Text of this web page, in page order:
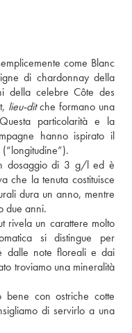
come Blanc
di chardonnay della
della celebre Côte des
lieu-dit che formano una
particolarità e la
hanno ispirato il
dosaggio di 3 g/l ed è
che la tenuta costituisce
dura un anno, mentre
due anni.
rivela un carattere molto
si distingue per
dalle note floreali e dai
troviamo una mineralità
bene con ostriche cotte
di servirlo a una